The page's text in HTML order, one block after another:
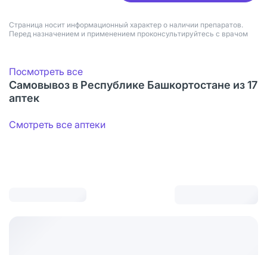
Страница носит информационный характер о наличии препаратов.
Перед назначением и применением проконсультируйтесь с врачом
Посмотреть все
Самовывоз в Республике Башкортостане из 17
аптек
Смотреть все аптеки